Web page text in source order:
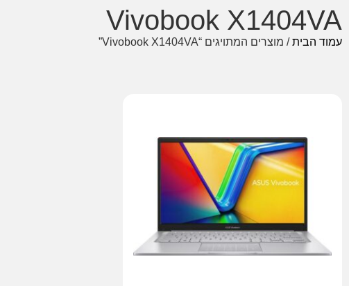
Vivobook X1404VA
עמוד הבית/ מוצרים המתויגים “Vivobook X1404VA”